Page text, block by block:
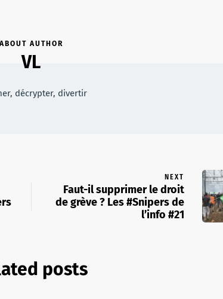
ABOUT AUTHOR
VL
décrypter, divertir
NEXT
Faut-il supprimer le droit
de grève ? Les #Snipers de
l’info #21
posts